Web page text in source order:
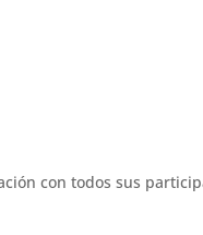
con todos sus